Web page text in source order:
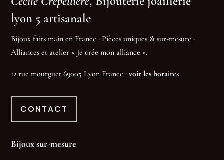
lyon 5 artisanale
Bijoux faits main en France · Pièces uniques & sur-mesure ·
Alliances et atelier « Je crée mon alliance ».
12 rue mourguet 69005 Lyon France :voir les horaires
CONTACT
Bijoux sur-mesure